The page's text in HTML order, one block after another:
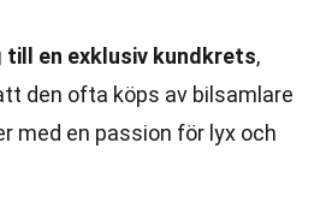
till en exklusiv kundkrets,
den ofta köps av bilsamlare
med en passion för lyx och